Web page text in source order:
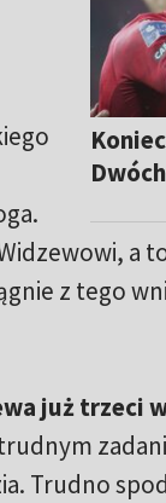
a
z tego
już trzeci
Trudno